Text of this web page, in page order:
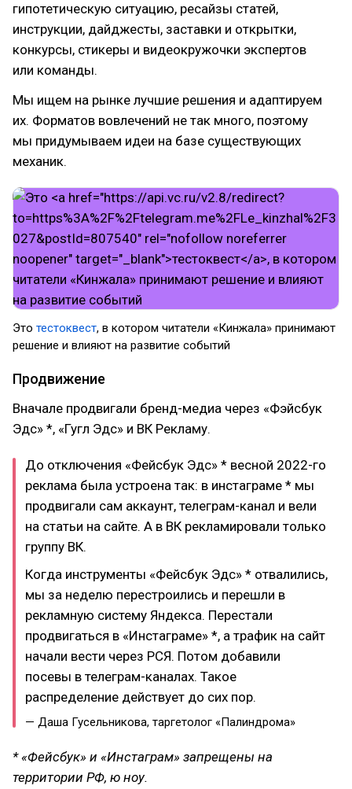
гипотетическую ситуацию, ресайзы статей,
инструкции, дайджесты, заставки и открытки,
конкурсы, стикеры и видеокружочки экспертов
или команды.
Мы ищем на рынке лучшие решения и адаптируем
их. Форматов вовлечений не так много, поэтому
мы придумываем идеи на базе существующих
механик.
Это тестоквест, в котором читатели «Кинжала» принимают
решение и влияют на развитие событий
Продвижение
Вначале продвигали бренд-медиа через «Фэйсбук
Эдс» *, «Гугл Эдс» и ВК Рекламу.
До отключения «Фейсбук Эдс» * весной 2022-го
реклама была устроена так: в инстаграме * мы
продвигали сам аккаунт, телеграм-канал и вели
на статьи на сайте. А в ВК рекламировали только
группу ВК.
Когда инструменты «Фейсбук Эдс» * отвалились,
мы за неделю перестроились и перешли в
рекламную систему Яндекса. Перестали
продвигаться в «Инстаграме» *, а трафик на сайт
начали вести через РСЯ. Потом добавили
посевы в телеграм-каналах. Такое
распределение действует до сих пор.
— Даша Гусельникова, таргетолог «Палиндрома»
* «Фейсбук» и «Инстаграм» запрещены на
территории РФ, ю ноу.